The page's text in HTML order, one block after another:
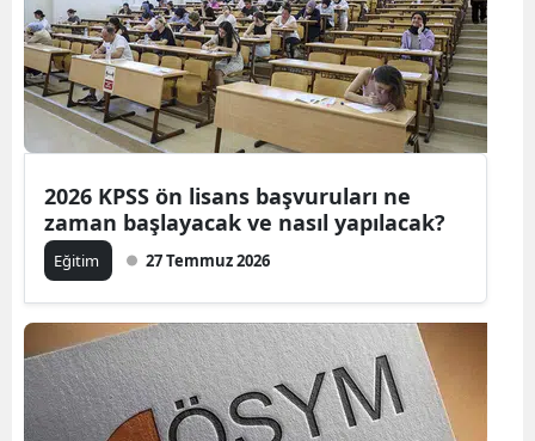
Diyarbakır
Edirne
Elazığ
Erzincan
Gaziantep
Gümüşhane
2026 KPSS ön lisans başvuruları ne
zaman başlayacak ve nasıl yapılacak?
Eğitim 27 Temmuz 2026